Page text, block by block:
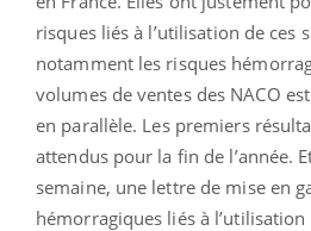
risques liés à l’utilisation de ces
notamment les risques
volumes de ventes des NACO
en parallèle. Les premiers
attendus pour la fin de l’année.
semaine, une lettre de mise en
hémorragiques liés à l’utilisation